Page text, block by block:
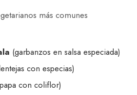
más comunes
(garbanzos en salsa especiada)
con especias)
con coliflor)